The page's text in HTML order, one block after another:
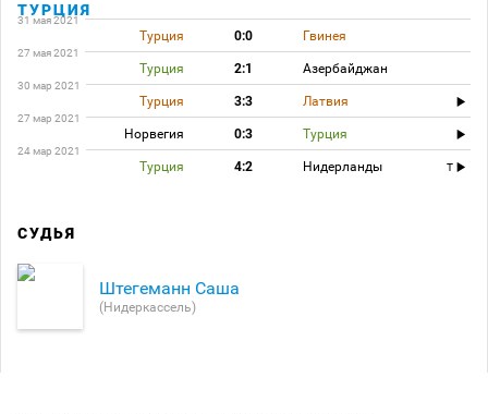
ТУРЦИЯ
31 мая 2021
Турция 0:0 Гвинея
27 мая 2021
Турция 2:1 Азербайджан
30 мар 2021
Турция 3:3 Латвия
27 мар 2021
Норвегия 0:3 Турция
24 мар 2021
Турция 4:2 Нидерланды T
СУДЬЯ
Штегеманн Саша
(Нидеркассель)